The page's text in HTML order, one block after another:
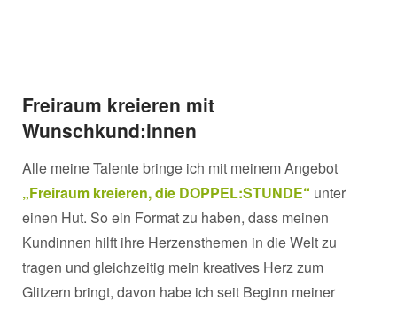
Freiraum kreieren mit
Wunschkund:innen
Alle meine Talente bringe ich mit meinem Angebot
„Freiraum kreieren, die DOPPEL:STUNDE“ unter
einen Hut. So ein Format zu haben, dass meinen
Kundinnen hilft ihre Herzensthemen in die Welt zu
tragen und gleichzeitig mein kreatives Herz zum
Glitzern bringt, davon habe ich seit Beginn meiner